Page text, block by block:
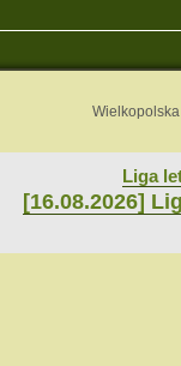
Liga
[16.08.2026]